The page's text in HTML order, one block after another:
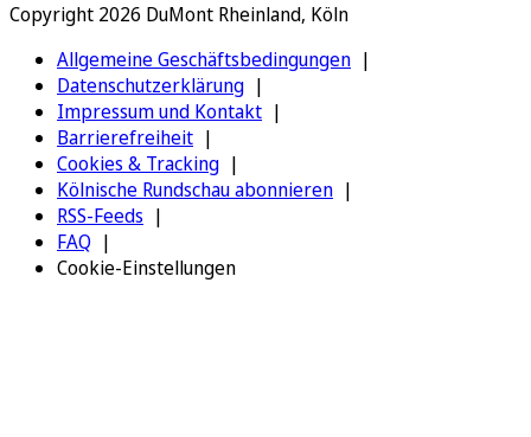
Copyright 2026 DuMont Rheinland, Köln
Allgemeine Geschäftsbedingungen
Datenschutzerklärung
Impressum und Kontakt
Barrierefreiheit
Cookies & Tracking
Kölnische Rundschau abonnieren
RSS-Feeds
FAQ
Cookie-Einstellungen